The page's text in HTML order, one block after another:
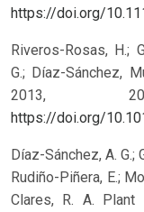
https://doi.org/
Riveros-Rosas, H.;
G.; Díaz-Sánchez,
2013,
https://doi.org/
Díaz-Sánchez, A. G.;
Rudiño-Piñera, E.;
Clares, R. A. Plant